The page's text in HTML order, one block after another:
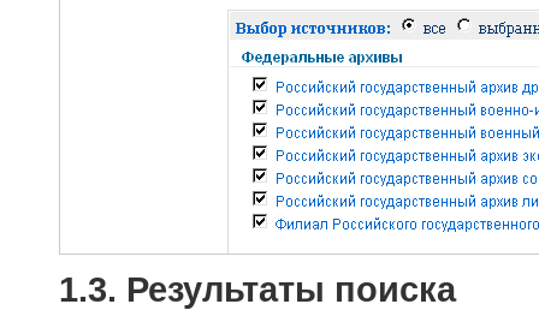
1.3. Результаты поиска